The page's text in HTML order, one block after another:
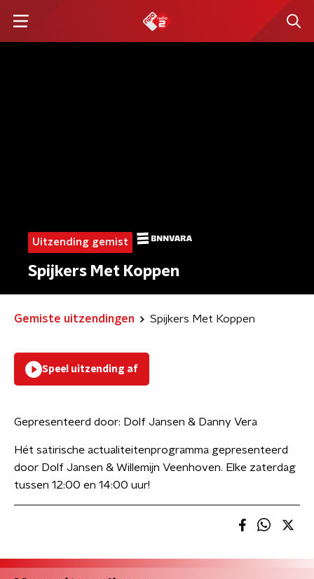
Uitzending gemist
Spijkers Met Koppen
Gemiste uitzendingen Spijkers Met Koppen
Speel uitzending af
Gepresenteerd door: Dolf Jansen & Danny Vera
Hét satirische actualiteitenprogramma gepresenteerd
door Dolf Jansen & Willemijn Veenhoven. Elke zaterdag
tussen 12:00 en 14:00 uur!